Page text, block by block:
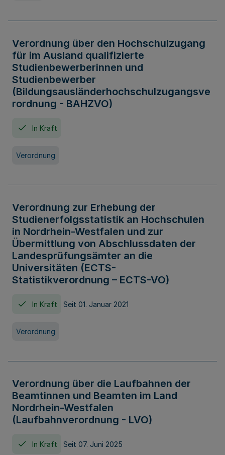
Verordnung über den Hochschulzugang
für im Ausland qualifizierte
Studienbewerberinnen und
Studienbewerber
(Bildungsausländerhochschulzugangsve
rordnung - BAHZVO)
In Kraft
Verordnung
Verordnung zur Erhebung der
Studienerfolgsstatistik an Hochschulen
in Nordrhein-Westfalen und zur
Übermittlung von Abschlussdaten der
Landesprüfungsämter an die
Universitäten (ECTS-
Statistikverordnung – ECTS-VO)
In Kraft Seit 01. Januar 2021
Verordnung
Verordnung über die Laufbahnen der
Beamtinnen und Beamten im Land
Nordrhein-Westfalen
(Laufbahnverordnung - LVO)
In Kraft Seit 07. Juni 2025